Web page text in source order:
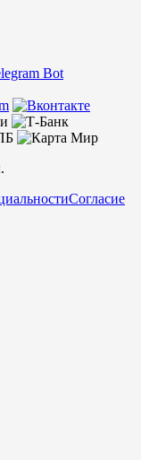
Bot
Согласие